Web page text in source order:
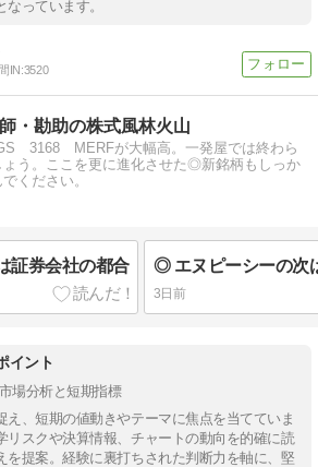
っています。
IN:3520
・勘助の株式風林火山
3168 MERFが大幅高。一発屋では終わら
ょう。ここを更に進化させた◎新銘柄もしっか
ください。
証券会社の都合
3日前
イント
場分析と短期指標
え、短期の値動きやテーマに焦点を当てていま
リスクや決算情報、チャートの動向を的確に読
を提案。経験に裏打ちされた判断力を軸に、堅